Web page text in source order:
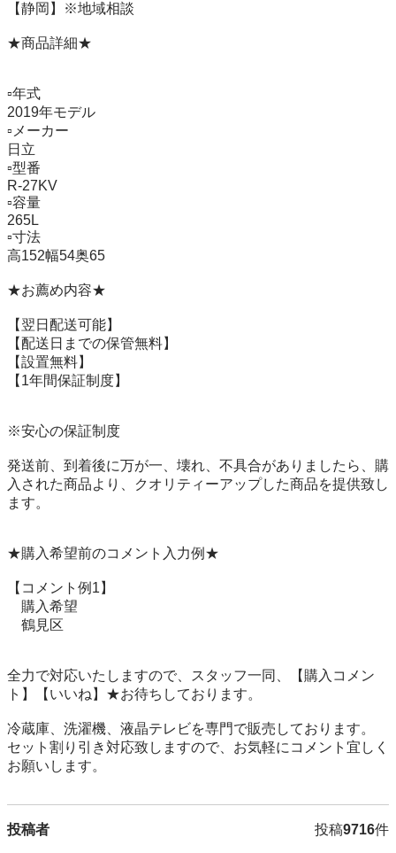
【静岡】※地域相談
★商品詳細★
▫️年式
2019年モデル
▫️メーカー
日立
▫️型番
R-27KV
▫️容量
265L
▫️寸法
高152幅54奥65
★お薦め内容★
【翌日配送可能】
【配送日までの保管無料】
【設置無料】
【1年間保証制度】
※安心の保証制度
発送前、到着後に万が一、壊れ、不具合がありましたら、購
入された商品より、クオリティーアップした商品を提供致し
ます。
★購入希望前のコメント入力例★
【コメント例1】
購入希望
鶴見区
全力で対応いたしますので、スタッフ一同、【購入コメン
ト】【いいね】★お待ちしております。
冷蔵庫、洗濯機、液晶テレビを専門で販売しております。
セット割り引き対応致しますので、お気軽にコメント宜しく
お願いします。
投稿者 投稿9716件